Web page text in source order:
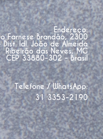
Endereço:
Farnese Brandão, 2300
Idl. João de Almeida
Ribeirão das Neves, MG
CEP 33880-302 - Brasil
Telefone / WhatsApp:
31 3353-2190